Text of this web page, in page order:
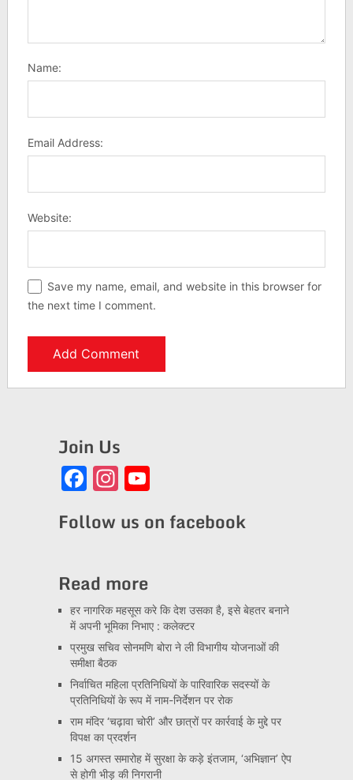
Name:
Email Address:
Website:
Save my name, email, and website in this browser for
the next time I comment.
Join Us
Facebook
Instagram
YouTube
Follow us on facebook
Read more
हर नागरिक महसूस करे कि देश उसका है, इसे बेहतर बनाने
में अपनी भूमिका निभाए : कलेक्टर
प्रमुख सचिव सोनमणि बोरा ने ली विभागीय योजनाओं की
समीक्षा बैठक
निर्वाचित महिला प्रतिनिधियों के पारिवारिक सदस्यों के
प्रतिनिधियों के रूप में नाम-निर्देशन पर रोक
राम मंदिर ‘चढ़ावा चोरी’ और छात्रों पर कार्रवाई के मुद्दे पर
विपक्ष का प्रदर्शन
15 अगस्त समारोह में सुरक्षा के कड़े इंतजाम, ‘अभिज्ञान’ ऐप
से होगी भीड़ की निगरानी